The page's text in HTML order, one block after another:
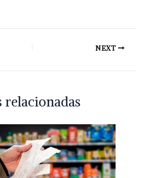
NEXT
relacionadas